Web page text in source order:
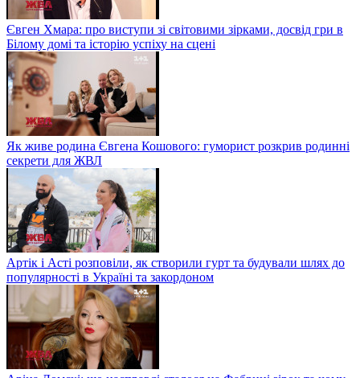
Євген Хмара: про виступи зі світовими зірками, досвід гри в
Білому домі та історію успіху на сцені
Як живе родина Євгена Кошового: гуморист розкрив родинні
секрети для ЖВЛ
Артік і Асті розповіли, як створили гурт та будували шлях до
популярності в Україні та закордоном